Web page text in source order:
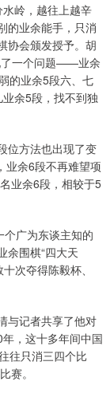
岭，越往上越辛
的业余能手，只消
协会颁发授予。胡
了一个问题——业余
的业余5段六、七
余5段，找不到独
方法也出现了变
业余6段不再难望项
业余6段，相较于5
广为东谈主知的
余围棋“四大天
次夺得陈毅杯、
记者共享了他对
，这十多年间中国
往只消三四个比
赛。